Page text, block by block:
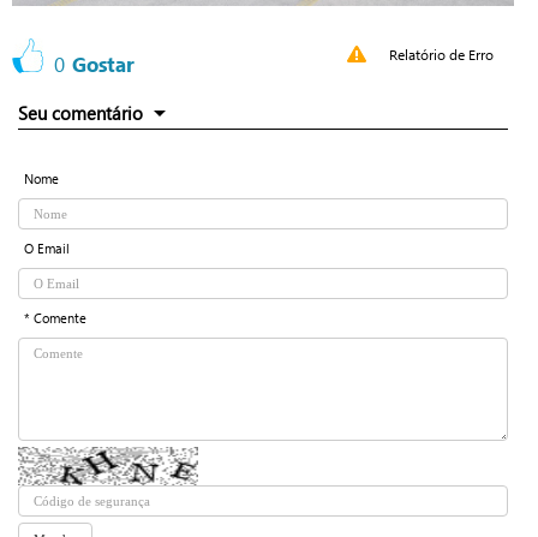
0 Gostar Relatório de Erro
Seu comentário
Nome
O Email
* Comente